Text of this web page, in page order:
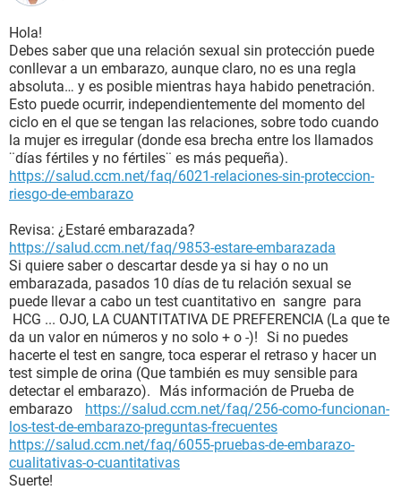
Hola!
Debes saber que una relación sexual sin protección puede
conllevar a un embarazo, aunque claro, no es una regla
absoluta… y es posible mientras haya habido penetración.
Esto puede ocurrir, independientemente del momento del
ciclo en el que se tengan las relaciones, sobre todo cuando
la mujer es irregular (donde esa brecha entre los llamados
¨días fértiles y no fértiles¨ es más pequeña).
https://salud.ccm.net/faq/6021-relaciones-sin-proteccion-
riesgo-de-embarazo
Revisa: ¿Estaré embarazada?
https://salud.ccm.net/faq/9853-estare-embarazada
Si quiere saber o descartar desde ya si hay o no un
embarazada, pasados 10 días de tu relación sexual se
puede llevar a cabo un test cuantitativo en sangre para
HCG ... OJO, LA CUANTITATIVA DE PREFERENCIA (La que te
da un valor en números y no solo + o -)! Si no puedes
hacerte el test en sangre, toca esperar el retraso y hacer un
test simple de orina (Que también es muy sensible para
detectar el embarazo). Más información de Prueba de
embarazo https://salud.ccm.net/faq/256-como-funcionan-
los-test-de-embarazo-preguntas-frecuentes
https://salud.ccm.net/faq/6055-pruebas-de-embarazo-
cualitativas-o-cuantitativas
Suerte!